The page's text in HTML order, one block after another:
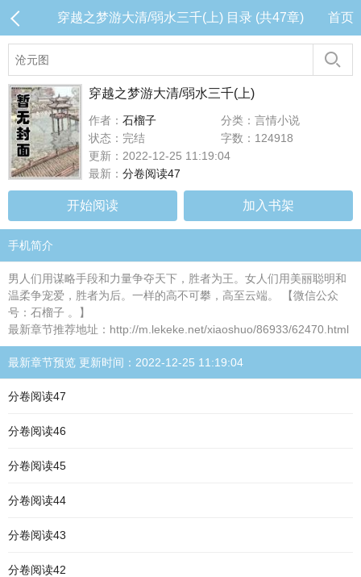
穿越之梦游大清/弱水三千(上) 目录 (共47章) 首页
穿越之梦游大清/弱水三千(上)
作者： 石榴子
分类：言情小说
状态：完结
字数：124918
更新：2022-12-25 11:19:04
最新： 分卷阅读47
开始阅读 加入书架
手机简介
男人们用谋略手段和力量争夺天下，胜者为王。女人们用美丽聪明和
温柔争宠爱，胜者为后。一样的高不可攀，高至云端。 【微信公众
号：石榴子 。】
最新章节推荐地址：http://m.lekeke.net/xiaoshuo/86933/62470.html
最新章节预览 更新时间：2022-12-25 11:19:04
分卷阅读47
分卷阅读46
分卷阅读45
分卷阅读44
分卷阅读43
分卷阅读42